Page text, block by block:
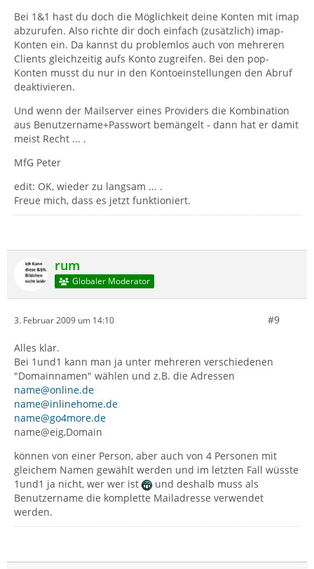
Bei 1&1 hast du doch die Möglichkeit deine Konten mit imap
abzurufen. Also richte dir doch einfach (zusätzlich) imap-
Konten ein. Da kannst du problemlos auch von mehreren
Clients gleichzeitig aufs Konto zugreifen. Bei den pop-
Konten musst du nur in den Kontoeinstellungen den Abruf
deaktivieren.
Und wenn der Mailserver eines Providers die Kombination
aus Benutzername+Passwort bemängelt - dann hat er damit
meist Recht ... .
MfG Peter
edit: OK, wieder zu langsam ... .
Freue mich, dass es jetzt funktioniert.
rum
Globaler Moderator
3. Februar 2009 um 14:10 #9
Alles klar.
Bei 1und1 kann man ja unter mehreren verschiedenen
"Domainnamen" wählen und z.B. die Adressen
name@online.de
name@inlinehome.de
name@go4more.de
name@eig,Domain
können von einer Person, aber auch von 4 Personen mit
gleichem Namen gewählt werden und im letzten Fall wüsste
1und1 ja nicht, wer wer ist
und deshalb muss als
Benutzername die komplette Mailadresse verwendet
werden.